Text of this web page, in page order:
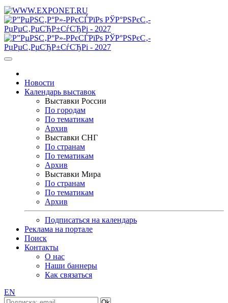
Новости
Календарь выставок
Выставки России
По городам
По тематикам
Архив
Выставки СНГ
По странам
По тематикам
Архив
Выставки Мира
По странам
По тематикам
Архив
Подписаться на календарь
Реклама на портале
Поиск
Контакты
О нас
Наши баннеры
Как связаться
EN